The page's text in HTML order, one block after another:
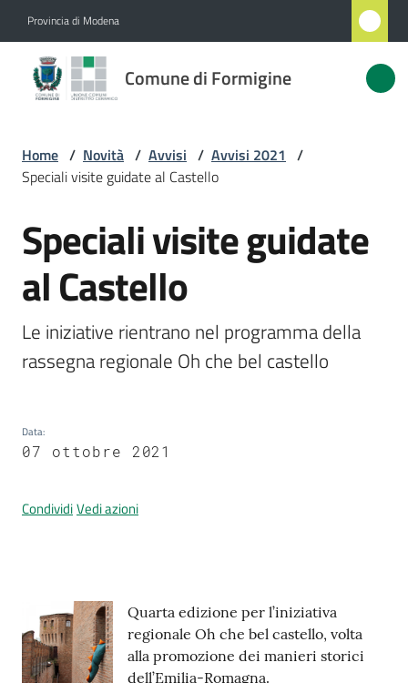
Provincia di Modena
Comune di Formigine
Comune
di
Novità
Menu selezionato
Servizi
Vivere
Formigine
appuntamenti
r
t
Home / Novità / Avvisi / Avvisi 2021 /
Speciali visite guidate al Castello
Salta al contenuto
Speciali visite guidate
al Castello
Le iniziative rientrano nel programma della
rassegna regionale Oh che bel castello
Data:
07 ottobre 2021
CondividiVedi azioni
Contenuto
Quarta edizione per l’iniziativa
regionale Oh che bel castello, volta
alla promozione dei manieri storici
dell’Emilia-Romagna.